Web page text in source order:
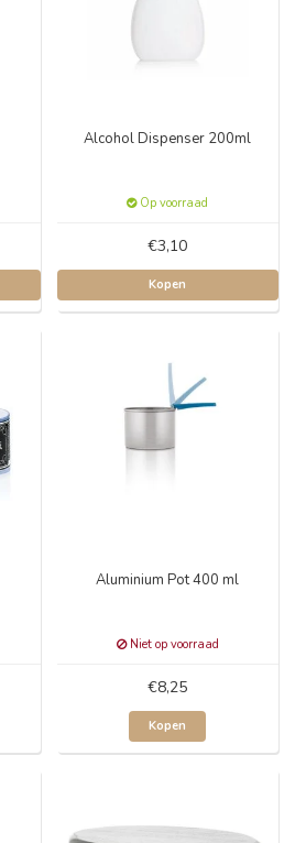
Alcohol Dispenser 200ml
Op voorraad
€3,10
Kopen
Aluminium Pot 400 ml
Niet op voorraad
€8,25
Kopen